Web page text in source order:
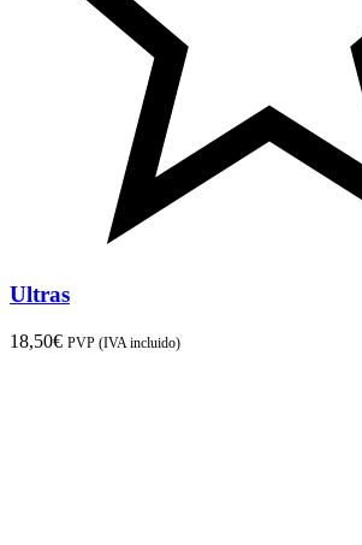
Ultras
18,50€ PVP (IVA incluido)